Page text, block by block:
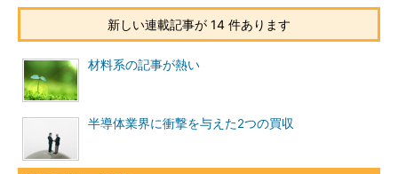
新しい連載記事が 14 件あります
材料系の記事が熱い
半導体業界に衝撃を与えた2つの買収